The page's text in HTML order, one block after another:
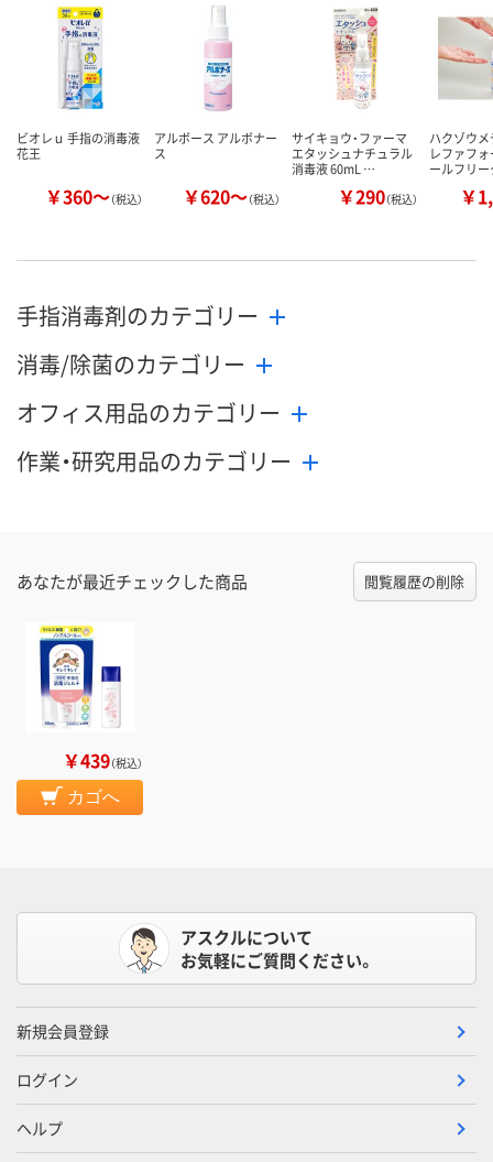
ビオレｕ 手指の消毒液
花王
￥360～（税込）
アルボース アルボナー
ス
￥620～（税込）
サイキョウ・ファーマ
エタッシュナチュラル
消毒液 60mL …
￥290（税込）
ハクゾウ
レファフ
ールフリ
￥
手指消毒剤のカテゴリー
消毒/除菌のカテゴリー
オフィス用品のカテゴリー
作業・研究用品のカテゴリー
あなたが最近チェックした商品 閲覧履歴の削除
￥439（税込）
カゴへ
アスクルについて
お気軽にご質問ください。
新規会員登録
ログイン
ヘルプ